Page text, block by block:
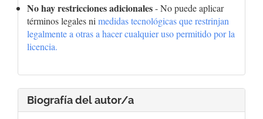
No hay restricciones adicionales- No puede aplicar
términos legales ni medidas tecnológicas que restrinjan
legalmente a otras a hacer cualquier uso permitido por la
licencia.
Biografía del autor/a